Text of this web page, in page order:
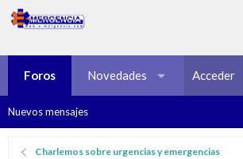
Foros Novedades Multimedia
Acceder
Nuevos mensajes
Charlemos sobre urgencias y emergencias